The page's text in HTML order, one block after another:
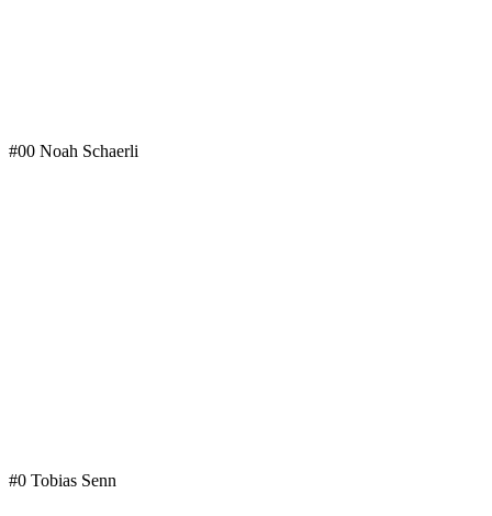
#00 Noah Schaerli
#0 Tobias Senn